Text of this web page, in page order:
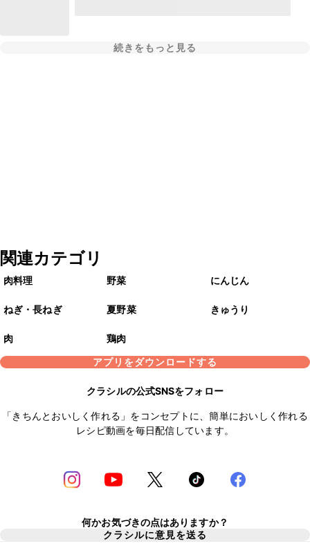
続きをもっと見る
関連カテゴリ
肉料理 野菜 にんじん
ねぎ・長ねぎ 夏野菜 きゅうり
肉
鶏肉
アプリをダウンロードする
クラシルの公式SNSをフォロー
「きちんとおいしく作れる」をコンセプトに、簡単においしく作れる
レシピ動画を毎日配信しています。
何かお気づきの点はありますか？
クラシルに意見を送る